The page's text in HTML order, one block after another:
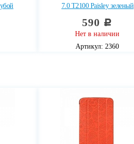
7.0 T2100 Paisley зеленый
590 c
Нет в наличии
Артикул: 2360